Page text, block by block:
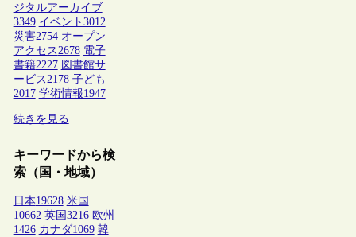
ジタルアーカイブ
3349 イベント 3012
災害2754 オープン
アクセス 2678 電子
書籍2227 図書館サ
ービス 2178 子ども
2017 学術情報1947
続きを見る
キーワードから検
索（国・地域）
日本19628 米国
10662 英国 3216 欧州
1426 カナダ1069 韓